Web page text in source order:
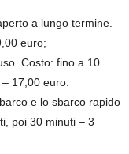
a lungo termine.
euro;
Costo: fino a 10
17,00 euro.
e lo sbarco rapido
poi 30 minuti – 3